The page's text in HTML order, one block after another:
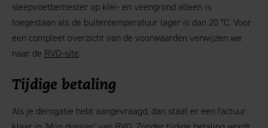
sleepvoetbemester op klei- en veengrond alleen is
toegestaan als de buitentemperatuur lager is dan 20 °C. Voor
een compleet overzicht van de voorwaarden verwijzen we
naar de RVO-site.
Tijdige betaling
Als je derogatie hebt aangevraagd, dan staat er een factuur